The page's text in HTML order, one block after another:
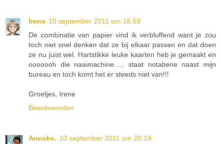
Irene 10 september 2011 om 18:58
De combinatie van papier vind ik verbluffend want je zou
toch niet snel denken dat ze bij elkaar passen en dat doen
ze nu juist wel. Hartstikke leuke kaarten heb je gemaakt en
ooooooh die naaimachine...., staat notabene naast mijn
bureau en toch komt het er steeds niet van!!!
Groetjes, Irene
Beantwoorden
Anneke. 10 september 2011 om 20:24